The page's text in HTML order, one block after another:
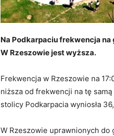
Na Podkarpaciu frekwencja na
W Rzeszowie jest wyższa.
Frekwencja w Rzeszowie na
niższa od frekwencji na tę
stolicy Podkarpacia wyniosła
W Rzeszowie uprawnionych do